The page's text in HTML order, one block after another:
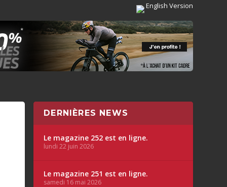
English Version
DERNIÈRES NEWS
Le magazine 252 est en ligne.
lundi 22 juin 2026
Le magazine 251 est en ligne.
samedi 16 mai 2026